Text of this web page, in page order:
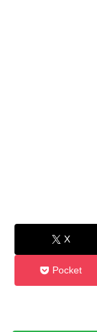
X
Pocket